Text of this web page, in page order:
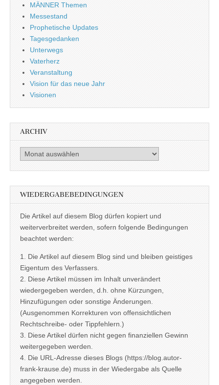
MÄNNER Themen
Messestand
Prophetische Updates
Tagesgedanken
Unterwegs
Vaterherz
Veranstaltung
Vision für das neue Jahr
Visionen
ARCHIV
Archiv
WIEDERGABEBEDINGUNGEN
Die Artikel auf diesem Blog dürfen kopiert und
weiterverbreitet werden, sofern folgende Bedingungen
beachtet werden:
1. Die Artikel auf diesem Blog sind und bleiben geistiges
Eigentum des Verfassers.
2. Diese Artikel müssen im Inhalt unverändert
wiedergegeben werden, d.h. ohne Kürzungen,
Hinzufügungen oder sonstige Änderungen.
(Ausgenommen Korrekturen von offensichtlichen
Rechtschreibe- oder Tippfehlern.)
3. Diese Artikel dürfen nicht gegen finanziellen Gewinn
weitergegeben werden.
4. Die URL-Adresse dieses Blogs (https://blog.autor-
frank-krause.de) muss in der Wiedergabe als Quelle
angegeben werden.